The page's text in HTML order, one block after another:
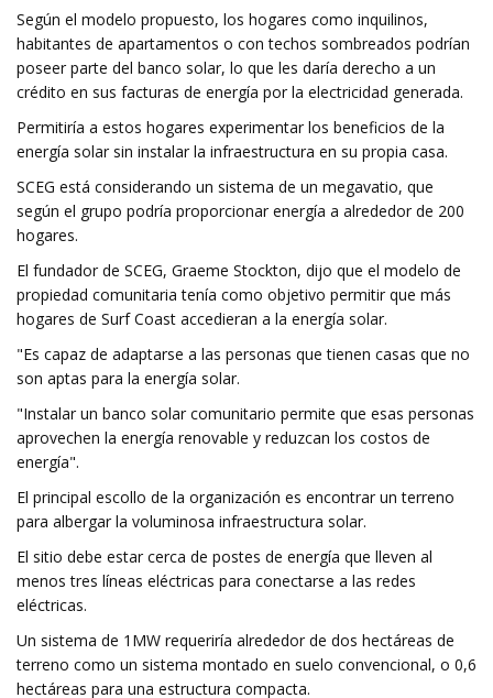
Según el modelo propuesto, los hogares como inquilinos,
habitantes de apartamentos o con techos sombreados podrían
poseer parte del banco solar, lo que les daría derecho a un
crédito en sus facturas de energía por la electricidad generada.
Permitiría a estos hogares experimentar los beneficios de la
energía solar sin instalar la infraestructura en su propia casa.
SCEG está considerando un sistema de un megavatio, que
según el grupo podría proporcionar energía a alrededor de 200
hogares.
El fundador de SCEG, Graeme Stockton, dijo que el modelo de
propiedad comunitaria tenía como objetivo permitir que más
hogares de Surf Coast accedieran a la energía solar.
"Es capaz de adaptarse a las personas que tienen casas que no
son aptas para la energía solar.
"Instalar un banco solar comunitario permite que esas personas
aprovechen la energía renovable y reduzcan los costos de
energía".
El principal escollo de la organización es encontrar un terreno
para albergar la voluminosa infraestructura solar.
El sitio debe estar cerca de postes de energía que lleven al
menos tres líneas eléctricas para conectarse a las redes
eléctricas.
Un sistema de 1MW requeriría alrededor de dos hectáreas de
terreno como un sistema montado en suelo convencional, o 0,6
hectáreas para una estructura compacta.